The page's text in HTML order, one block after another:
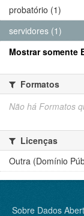
probatório (1)
servidores (1)
Mostrar somente
Formatos
Não há Formatos
Licenças
Outra (Domínio
Sobre Dados